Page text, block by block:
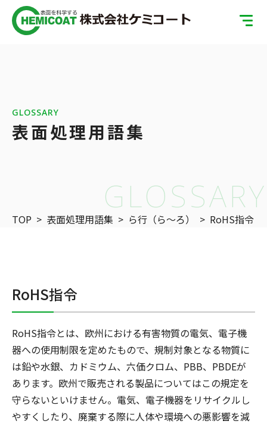
ISOへの取り組み
表面処理の基礎知識
お問い合わせ
GLOSSARY
GLOSSARY
表面処理用語集
TOP > 表面処理用語集 > ら行（ら〜ろ） > RoHS指令
RoHS指令
RoHS指令とは、欧州における有害物質の電気、電子機
器への使用制限を定めたもので、規制対象となる物質に
は鉛や水銀、カドミウム、六価クロム、PBB、PBDEが
あります。欧州で販売される製品についてはこの規定を
守らないといけません。電気、電子機器をリサイクルし
やすくしたり、廃棄する際に人体や環境への悪影響を減